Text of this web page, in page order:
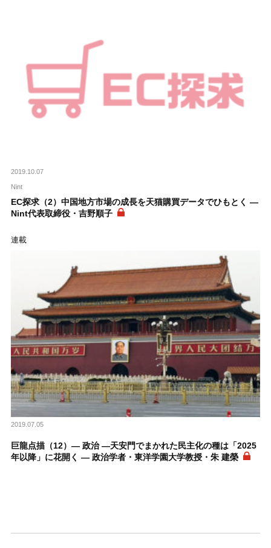
2019.10.07
Nint
EC探求（2）中国地方市場の成長を天猫購買データでひもとく ―
Nint代表取締役・吉野順子
連載
2019.07.05
巨龍点描（12）― 政治 ―天安門でまかれた民主化の種は「2025
年以降」に花開く ― 政治学者・東洋学園大学教授・朱 建榮